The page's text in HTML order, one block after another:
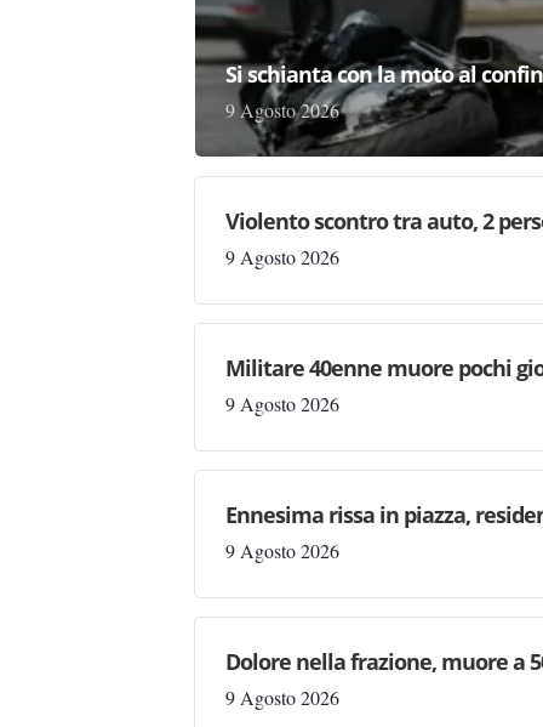
Si schianta con la moto al
9 Agosto 2026
Violento scontro tra auto, 2
9 Agosto 2026
Militare 40enne muore pochi
9 Agosto 2026
Ennesima rissa in piazza,
9 Agosto 2026
Dolore nella frazione, muore a
9 Agosto 2026